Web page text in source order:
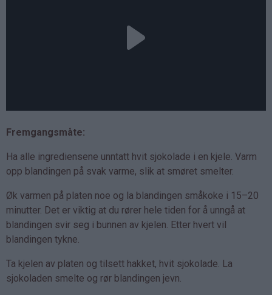
Fremgangsmåte:
Ha alle ingrediensene unntatt hvit sjokolade i en kjele. Varm
opp blandingen på svak varme, slik at smøret smelter.
Øk varmen på platen noe og la blandingen småkoke i 15–20
minutter. Det er viktig at du rører hele tiden for å unngå at
blandingen svir seg i bunnen av kjelen. Etter hvert vil
blandingen tykne.
Ta kjelen av platen og tilsett hakket, hvit sjokolade. La
sjokoladen smelte og rør blandingen jevn.